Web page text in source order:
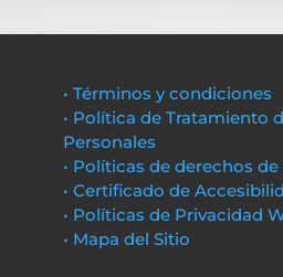
• Términos y condiciones
• Política de Tratamiento
Personales
• Políticas de derechos
• Certificado de
• Políticas de Privacidad
• Mapa del Sitio